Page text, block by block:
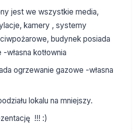
jest we wszystkie media,
kamery , systemy
budynek posiada
własna kotłownia
ogrzewanie gazowe -własna
lokalu na mniejszy.
!!! :)